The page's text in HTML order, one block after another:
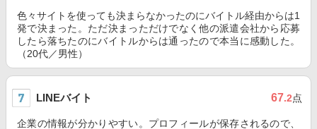
色々サイトを使っても決まらなかったのにバイトル経由からは1
発で決まった。ただ決まっただけでなく他の派遣会社から応募
したら落ちたのにバイトルからは通ったので本当に感動した。
（20代／男性）
LINEバイト 67.2点
企業の情報が分かりやすい。プロフィールが保存されるので、